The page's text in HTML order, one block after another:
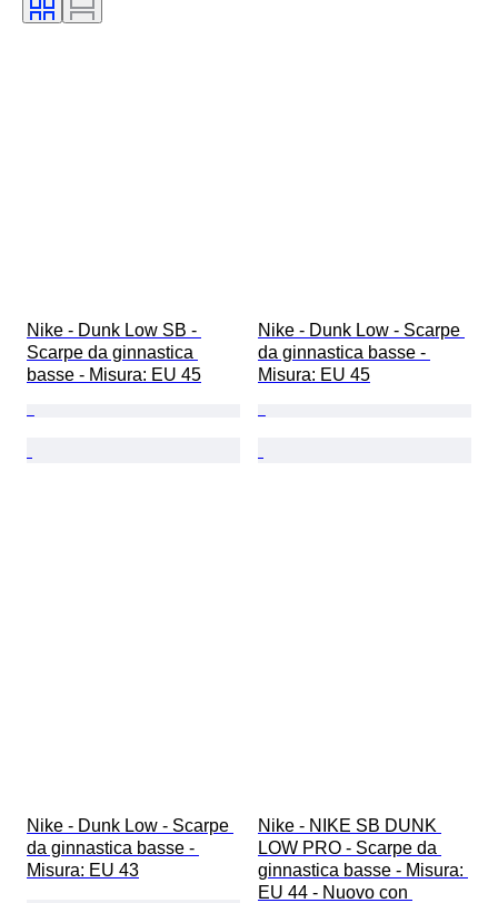
Nike - Dunk Low SB -
Scarpe da ginnastica
basse - Misura: EU 45
Nike - Dunk Low - Scarpe
da ginnastica basse -
Misura: EU 45
Nike - Dunk Low - Scarpe
da ginnastica basse -
Misura: EU 43
Nike - NIKE SB DUNK
LOW PRO - Scarpe da
ginnastica basse - Misura:
EU 44 - Nuovo con